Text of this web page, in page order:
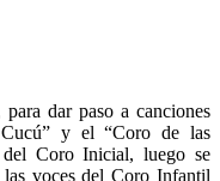
dar paso a canciones
y el “Coro de las
del Coro Inicial, luego se
las voces del Coro Infantil